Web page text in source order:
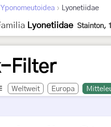
Yponomeutoidea › Lyonetiidae
Lyonetiidae Stainton,
Filter
Weltweit Europa